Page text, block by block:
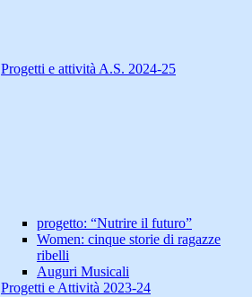
Progetti e attività A.S. 2024-25
progetto: “Nutrire il futuro”
Women: cinque storie di ragazze
ribelli
Auguri Musicali
Progetti e Attività 2023-24